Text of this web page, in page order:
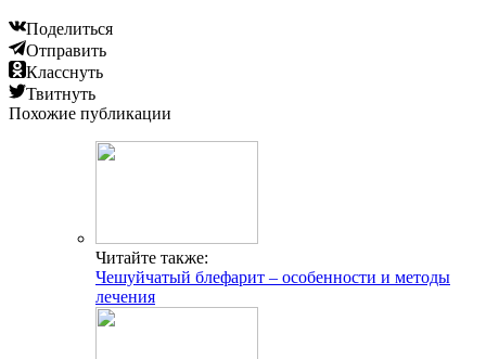
Поделиться
Отправить
Класснуть
Твитнуть
Похожие публикации
Читайте также:
Чешуйчатый блефарит – особенности и методы
лечения